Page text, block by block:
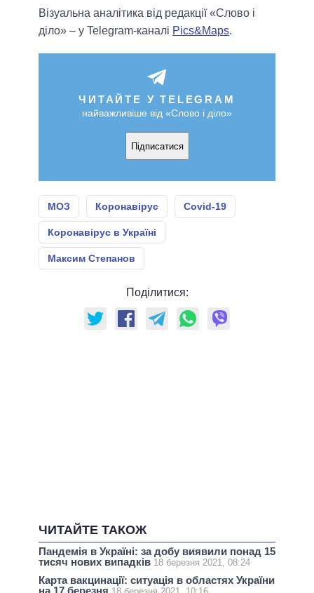
Візуальна аналітика від редакції «Слово і
діло» – у Telegram-каналі Pics&Maps.
ЧИТАЙТЕ У TELEGRAM
найважливіше від «Слово і діло»
Підписатися
МОЗ Коронавірус Covid-19
Коронавірус в Україні
Максим Степанов
Поділитися:
ЧИТАЙТЕ ТАКОЖ
Пандемія в Україні: за добу виявили понад 15
тисяч нових випадків 18 березня 2021, 08:24
Карта вакцинації: ситуація в областях України
на 17 березня